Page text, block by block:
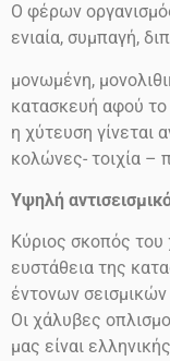
Ο φέρων
ενιαία, συμπαγή,
μονωμένη,
κατασκευή αφού το
η χύτευση γίνεται
κολώνες- τοιχία –
Υψηλή
Κύριος σκοπός του
ευστάθεια της
έντονων
Οι χάλυβες
μας είναι